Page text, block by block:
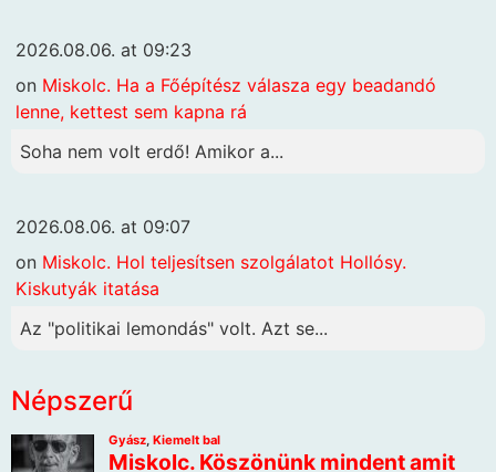
2026.08.06. at 09:23
on Miskolc. Ha a Főépítész válasza egy beadandó
lenne, kettest sem kapna rá
Soha nem volt erdő! Amikor a...
2026.08.06. at 09:07
on Miskolc. Hol teljesítsen szolgálatot Hollósy.
Kiskutyák itatása
Az "politikai lemondás" volt. Azt se...
Népszerű